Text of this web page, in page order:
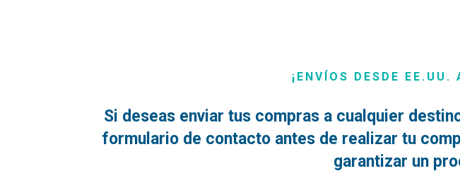
¡ENVÍOS DESDE
Si deseas enviar tus compras a cualquier
formulario de contacto antes de realizar tu
garantizar un